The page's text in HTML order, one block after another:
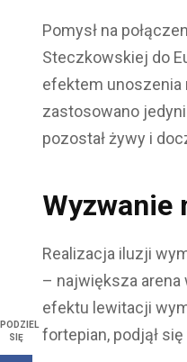
PODZIEL
SIĘ
Pomysł na
Steczkowskiej do
efektem unoszenia
zastosowano
pozostał żywy i
Wyzwanie
Realizacja iluzji
– największa
efektu lewitacji
fortepian, podjął